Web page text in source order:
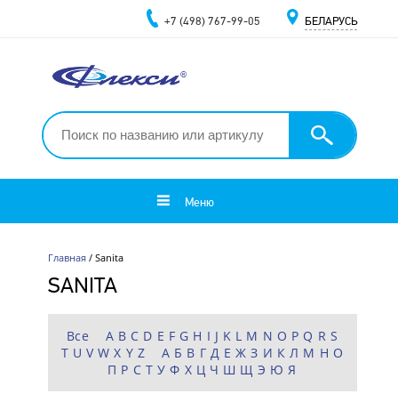
+7 (498) 767-99-05 БЕЛАРУСЬ
Меню
Главная/ Sanita
SANITA
Все A B C D E F G H I J K L M N O P Q R S
T U V W X Y Z А Б В Г Д Е Ж З И К Л М Н О
П Р С Т У Ф Х Ц Ч Ш Щ Э Ю Я